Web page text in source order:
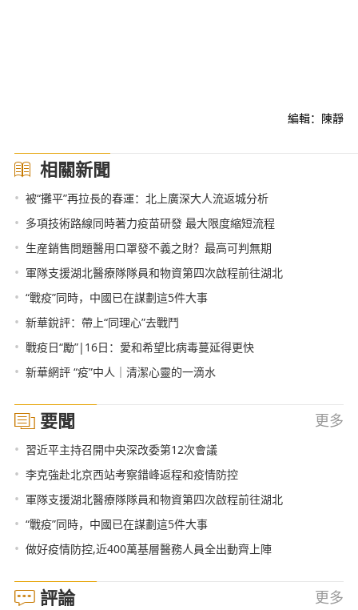
編輯：陳靜
相關新聞
• 被“攤平”再拉長的春運：北上廣深大人流返城分析
• 多項技術路線同時著力疫苗研發 最大限度縮短流程
• 生産銷售問題醫用口罩發不義之財？最高可判無期
• 軍隊支援湖北醫療隊隊員和物資第四次啟程前往湖北
• “戰疫”同時，中國已在謀劃這5件大事
• 新華銳評：帶上“同理心”去戰鬥
• 戰疫日“勵”|16日：愛和希望比病毒蔓延得更快
• 新華網評 “疫”中人｜清潔心靈的一滴水
要聞 更多
• 習近平主持召開中央深改委第12次會議
• 李克強赴北京西站考察錯峰返程和疫情防控
• 軍隊支援湖北醫療隊隊員和物資第四次啟程前往湖北
• “戰疫”同時，中國已在謀劃這5件大事
• 做好疫情防控,近400萬基層醫務人員全出動齊上陣
評論 更多